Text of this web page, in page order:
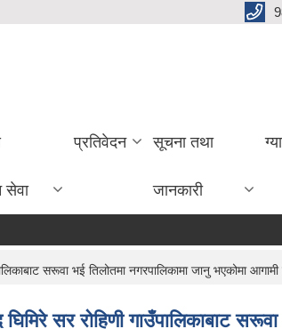
सेवा
प्रतिवेदन सूचना तथा
जानकारी
सरूवा भई तिलोतमा नगरपालिकामा जानु भएकोमा
सर रोहिणी गाउँपालिकाबाट